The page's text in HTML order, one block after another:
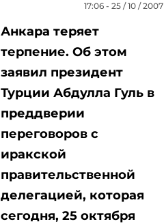
17:06 - 25 / 10 / 2007
Анкара теряет
терпение. Об этом
заявил президент
Турции Абдулла Гуль в
преддверии
переговоров с
иракской
правительственной
делегацией, которая
сегодня, 25 октября